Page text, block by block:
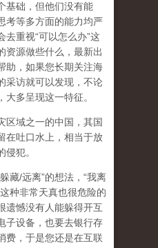
基础，但他们没有能
考等多方面的能力均严
去重视“可以怎么办”这
资源做些什么，最新出
助，如果您长期关注海
采访就可以发现，不论
多呈现这一特征。
区域之一的中国，其国
在吐口水上，相当于放
犯。
藏/远离”的想法，“我离
种非常天真也很危险的
遗憾没有人能躲得开互
子设备，也要去银行存
费，于是您还是在互联